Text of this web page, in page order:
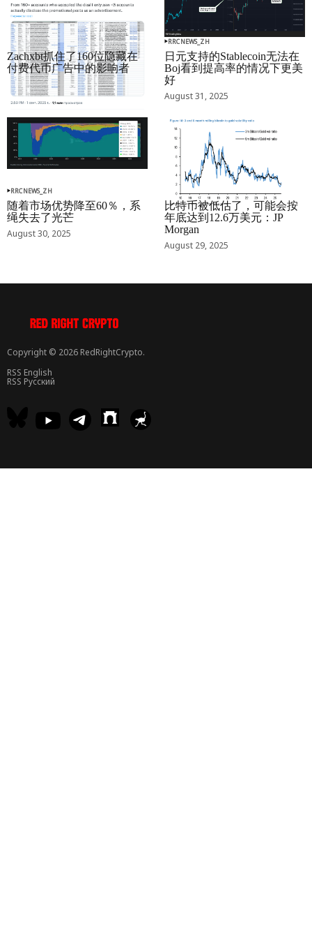
RRCNEWS_ZH
Zachxbt抓住了160位隐藏在
付费代币广告中的影响者
September 01, 2025
RRCNEWS_ZH
日元支持的Stablecoin无法在
Boj看到提高率的情况下更美
好
August 31, 2025
RRCNEWS_ZH
随着市场优势降至60％，系
绳失去了光芒
August 30, 2025
RRCNEWS_ZH
比特币被低估了，可能会按
年底达到12.6万美元：JP
Morgan
August 29, 2025
Copyright © 2026 RedRightCrypto.
RSS English
RSS Русский